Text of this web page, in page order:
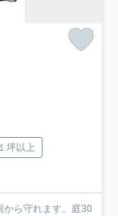
坪以上
から守れます。庭30